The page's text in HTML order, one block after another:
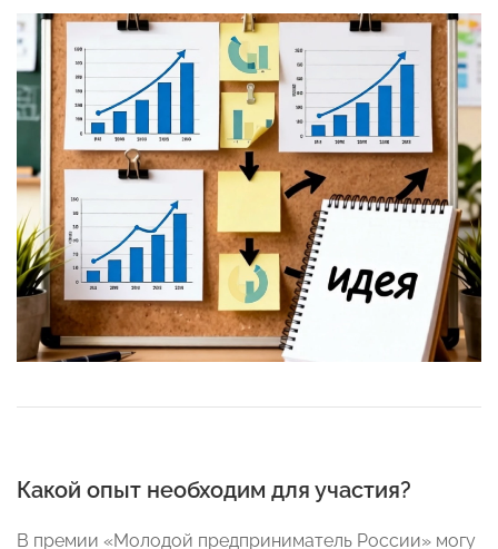
Какой опыт необходим для участия?
В премии «Молодой предприниматель России» могу